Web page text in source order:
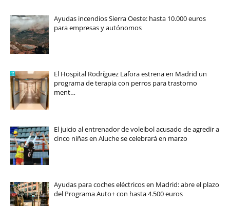
Ayudas incendios Sierra Oeste: hasta 10.000 euros
para empresas y autónomos
El Hospital Rodríguez Lafora estrena en Madrid un
programa de terapia con perros para trastorno
ment…
El juicio al entrenador de voleibol acusado de agredir a
cinco niñas en Aluche se celebrará en marzo
Ayudas para coches eléctricos en Madrid: abre el plazo
del Programa Auto+ con hasta 4.500 euros